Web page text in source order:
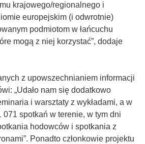
krajowego/regionalnego i
europejskim (i odwrotnie)
podmiotom w łańcuchu
mogą z niej korzystać”, dodaje
z upowszechnianiem informacji
„Udało nam się dodatkowo
i warsztaty z wykładami, a w
071 spotkań w terenie, w tym dni
hodowców i spotkania z
Ponadto członkowie projektu